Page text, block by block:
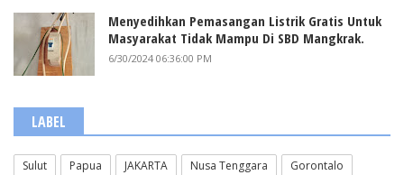
Menyedihkan Pemasangan Listrik Gratis Untuk
Masyarakat Tidak Mampu Di SBD Mangkrak.
6/30/2024 06:36:00 PM
LABEL
Sulut Papua JAKARTA Nusa Tenggara
Gorontalo